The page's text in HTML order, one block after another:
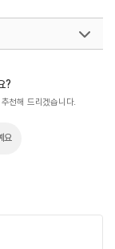
?
천해 드리겠습니다.
요